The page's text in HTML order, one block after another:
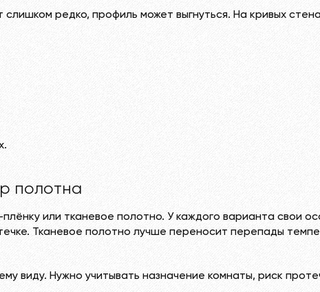
редко, профиль может выгнуться. На кривых
полотна
или тканевое полотно. У каждого варианта свои
Тканевое полотно лучше переносит перепады
виду. Нужно учитывать назначение комнаты, риск